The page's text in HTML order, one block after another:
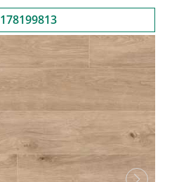
178199813